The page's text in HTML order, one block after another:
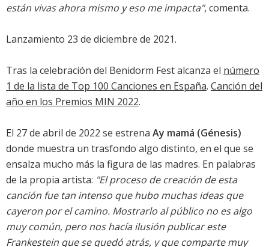
están vivas ahora mismo y eso me impacta", comenta.
Lanzamiento 23 de diciembre de 2021.
Tras la celebración del Benidorm Fest alcanza el número
1 de la lista de Top 100 Canciones en España. Canción del
año en los Premios MIN 2022.
El 27 de abril de 2022 se estrena Ay mamá (Génesis)
donde muestra un trasfondo algo distinto, en el que se
ensalza mucho más la figura de las madres. En palabras
de la propia artista: "El proceso de creación de esta
canción fue tan intenso que hubo muchas ideas que
cayeron por el camino. Mostrarlo al público no es algo
muy común, pero nos hacía ilusión publicar este
Frankestein que se quedó atrás, y que comparte muy